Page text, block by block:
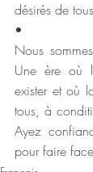
désirés de
•
Nous
Une ère où
exister et où
tous, à
Ayez
pour faire